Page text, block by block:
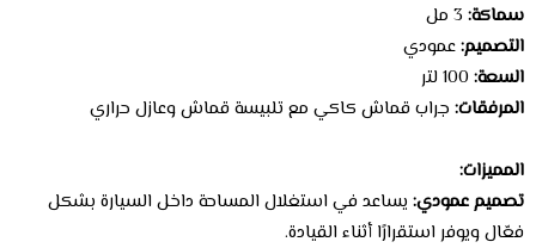
سماكة:
التصميم:عمودي
السعة:
المرفقات: جراب قماش كاكي مع تلبيسة قماش وعازل حراري
المميزات:
تصميم عمودي: يساعد في استغلال المساحة داخل السيارة بشكل
فعّال ويوفر استقرارًا أثناء القيادة.